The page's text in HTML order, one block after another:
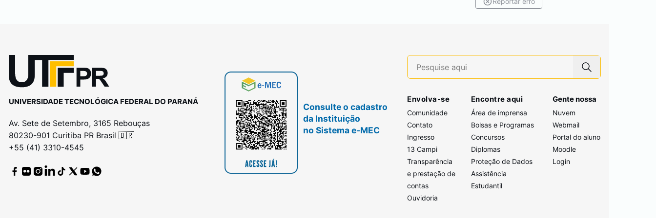
UNIVERSIDADE TECNOLÓGICA FEDERAL DO PARANÁ
Av. Sete de Setembro, 3165 Rebouças
80230-901 Curitiba PR Brasil 🇧🇷
+55 (41) 3310-4545
Consulte o cadastro
da Instituição
no Sistema e-MEC
Envolva-se
Comunidade
Contato
Ingresso
13 Campi
Transparência
e prestação de
contas
Ouvidoria
Encontre aqui
Área de imprensa
Bolsas e Programas
Concursos
Diplomas
Proteção de Dados
Assistência
Estudantil
Gente nossa
Nuvem
Webmail
Portal do aluno
Moodle
Login